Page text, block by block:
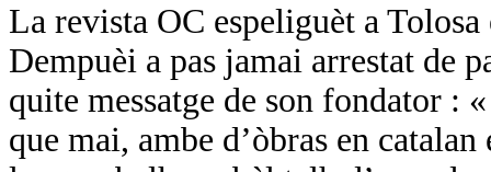
La revista OC espeliguèt a
Dempuèi a pas jamai arrestat de
quite messatge de son fondator :
que mai, ambe d’òbras en